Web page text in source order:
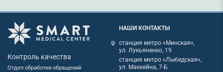
Контроль качества
Отдел обработки обращений
НАШИ КОНТАКТЫ
станция метро «Минская»,
ул. Лукьяненко, 19
станция метро «Лыбедская»,
ул. Маккейна, 7-Б